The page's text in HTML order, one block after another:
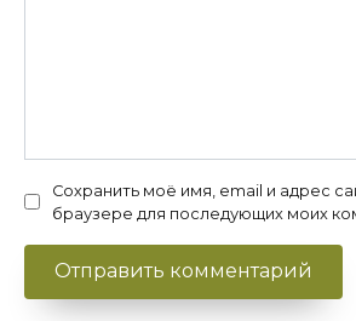
Сохранить моё имя, email и адрес
браузере для последующих моих